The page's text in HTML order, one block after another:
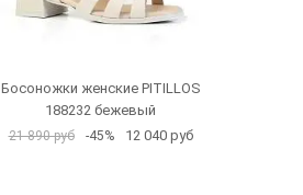
Босоножки женские PITILLOS
188232 бежевый
21 890 руб -45% 12 040 руб